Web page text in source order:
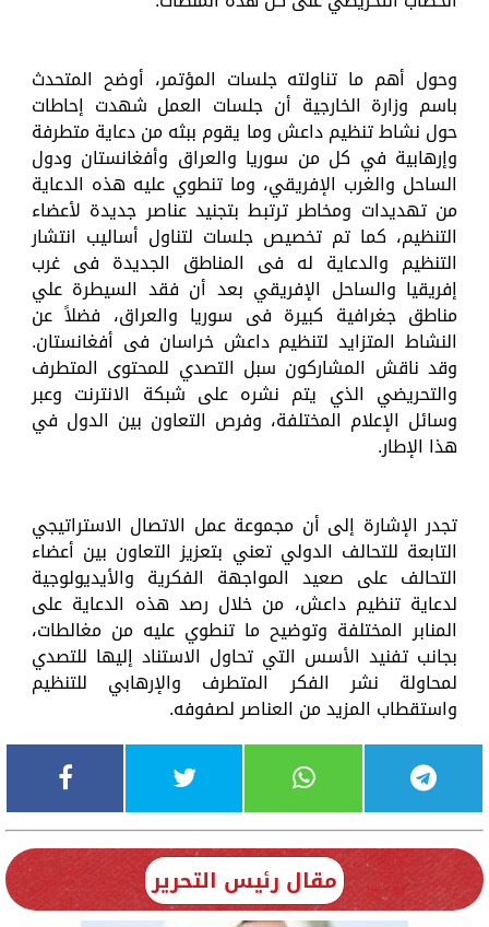
وحول أهم ما تناولته جلسات المؤتمر، أوضح المتحدث
باسم وزارة الخارجية أن جلسات العمل شهدت إحاطات
حول نشاط تنظيم داعش وما يقوم ببثه من دعاية متطرفة
وإرهابية في كل من سوريا والعراق وأفغانستان ودول
الساحل والغرب الإفريقي، وما تنطوي عليه هذه الدعاية
من تهديدات ومخاطر ترتبط بتجنيد عناصر جديدة لأعضاء
التنظيم، كما تم تخصيص جلسات لتناول أساليب انتشار
التنظيم والدعاية له فى المناطق الجديدة فى غرب
إفريقيا والساحل الإفريقي بعد أن فقد السيطرة علي
مناطق جغرافية كبيرة فى سوريا والعراق، فضلاً عن
النشاط المتزايد لتنظيم داعش خراسان فى أفغانستان.
وقد ناقش المشاركون سبل التصدي للمحتوى المتطرف
والتحريضي الذي يتم نشره على شبكة الانترنت وعبر
وسائل الإعلام المختلفة، وفرص التعاون بين الدول في
هذا الإطار.
تجدر الإشارة إلى أن مجموعة عمل الاتصال الاستراتيجي
التابعة للتحالف الدولي تعني بتعزيز التعاون بين أعضاء
التحالف على صعيد المواجهة الفكرية والأيديولوجية
لدعاية تنظيم داعش، من خلال رصد هذه الدعاية على
المنابر المختلفة وتوضيح ما تنطوي عليه من مغالطات،
بجانب تفنيد الأسس التي تحاول الاستناد إليها للتصدي
لمحاولة نشر الفكر المتطرف والإرهابي للتنظيم
واستقطاب المزيد من العناصر لصفوفه.
مقال رئيس التحرير